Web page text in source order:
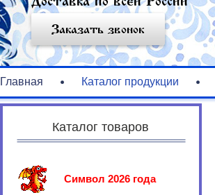
Заказать звонок
Главная Каталог продукции
Каталог товаров
Символ 2026 года